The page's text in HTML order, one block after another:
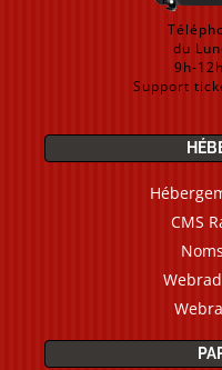
du
9h-
Support
CMS